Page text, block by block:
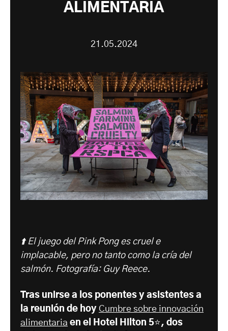
ALIMENTARIA
21.05.2024
⬆️ El juego del Pink Pong es cruel e
implacable, pero no tanto como la cría del
salmón. Fotografía: Guy Reece.
Tras unirse a los ponentes y asistentes a
la reunión de hoy Cumbre sobre innovación
alimentaria en el Hotel Hilton 5⭐️, dos